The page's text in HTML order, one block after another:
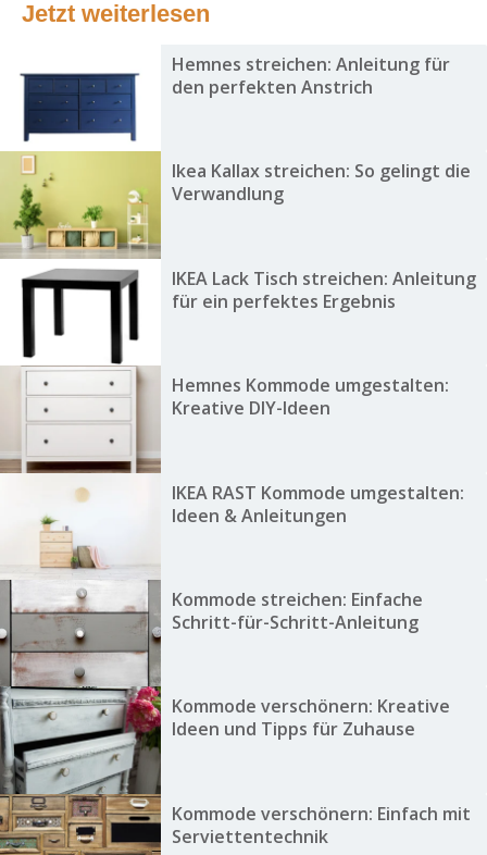
Jetzt weiterlesen
Hemnes streichen: Anleitung für
den perfekten Anstrich
Ikea Kallax streichen: So gelingt die
Verwandlung
IKEA Lack Tisch streichen: Anleitung
für ein perfektes Ergebnis
Hemnes Kommode umgestalten:
Kreative DIY-Ideen
IKEA RAST Kommode umgestalten:
Ideen & Anleitungen
Kommode streichen: Einfache
Schritt-für-Schritt-Anleitung
Kommode verschönern: Kreative
Ideen und Tipps für Zuhause
Kommode verschönern: Einfach mit
Serviettentechnik